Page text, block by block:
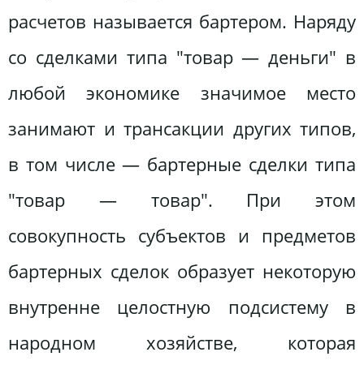
расчетов называется бартером. Наряду
со сделками типа "товар — деньги" в
любой экономике значимое место
занимают и трансакции других типов,
в том числе — бартерные сделки типа
"товар — товар". При этом
совокупность субъектов и предметов
бартерных сделок образует некоторую
внутренне целостную подсистему в
народном хозяйстве, которая